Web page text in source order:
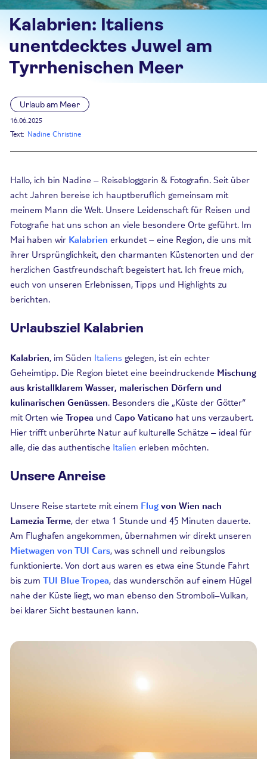
Kalabrien: Italiens
unentdecktes Juwel am
Tyrrhenischen Meer
Urlaub am Meer
16.06.2025
Text: Nadine Christine
Hallo, ich bin Nadine – Reisebloggerin & Fotografin. Seit über
acht Jahren bereise ich hauptberuflich gemeinsam mit
meinem Mann die Welt. Unsere Leidenschaft für Reisen und
Fotografie hat uns schon an viele besondere Orte geführt. Im
Mai haben wir Kalabrien erkundet – eine Region, die uns mit
ihrer Ursprünglichkeit, den charmanten Küstenorten und der
herzlichen Gastfreundschaft begeistert hat. Ich freue mich,
euch von unseren Erlebnissen, Tipps und Highlights zu
berichten.
Urlaubsziel Kalabrien
Kalabrien, im Süden Italiens gelegen, ist ein echter
Geheimtipp. Die Region bietet eine beeindruckende Mischung
aus kristallklarem Wasser, malerischen Dörfern und
kulinarischen Genüssen. Besonders die „Küste der Götter“
mit Orten wie Tropea und Capo Vaticano hat uns verzaubert.
Hier trifft unberührte Natur auf kulturelle Schätze – ideal für
alle, die das authentische Italien erleben möchten.
Unsere Anreise
Unsere Reise startete mit einem Flug von Wien nach
Lamezia Terme, der etwa 1 Stunde und 45 Minuten dauerte.
Am Flughafen angekommen, übernahmen wir direkt unseren
Mietwagen von TUI Cars, was schnell und reibungslos
funktionierte. Von dort aus waren es etwa eine Stunde Fahrt
bis zum TUI Blue Tropea, das wunderschön auf einem Hügel
nahe der Küste liegt, wo man ebenso den Stromboli–Vulkan,
bei klarer Sicht bestaunen kann.